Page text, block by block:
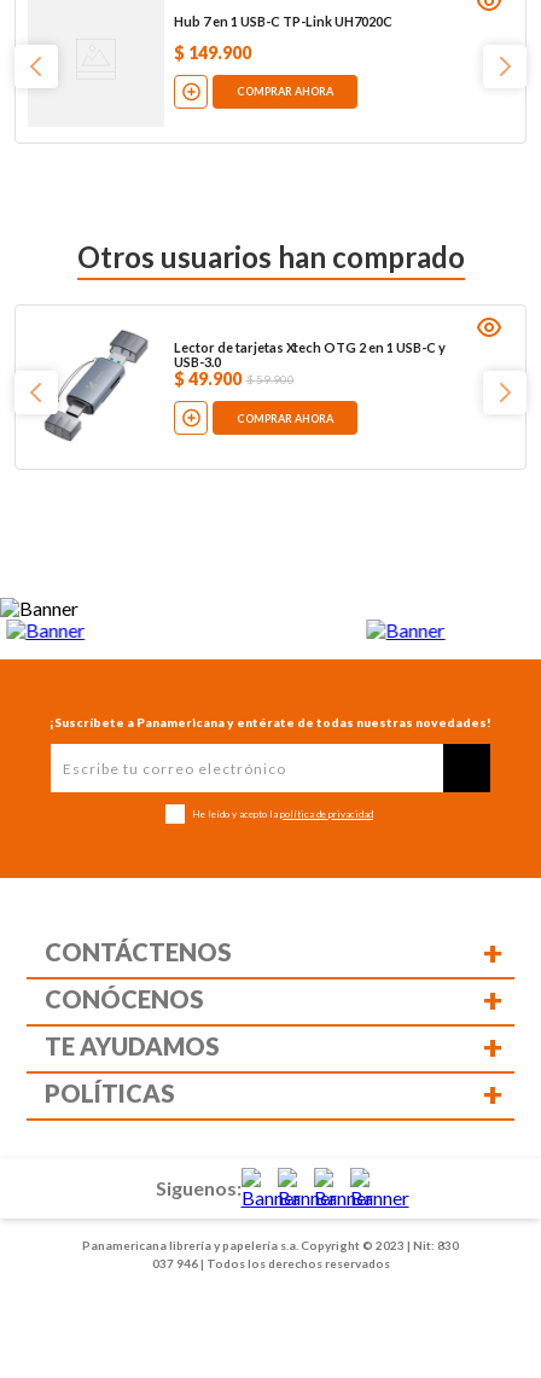
Hub 7 en 1 USB-C TP-Link UH7020C
$ 149.900
COMPRAR AHORA
Otros usuarios han comprado
Lector de tarjetas Xtech OTG 2 en 1 USB-C y
USB-3.0
$ 49.900 $59.900
COMPRAR AHORA
¡Suscríbete a Panamericana y entérate de todas nuestras novedades!
He leído y acepto la política de privacidad
CONTÁCTENOS +
CONÓCENOS +
TE AYUDAMOS +
POLÍTICAS +
Panamericana librería y papelería s.a. Copyright © 2023 | Nit: 830
037 946 | Todos los derechos reservados
Siguenos: